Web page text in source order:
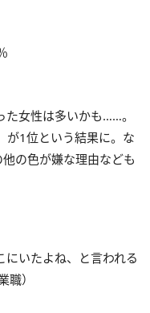
た女性は多いかも……。
が1位という結果に。な
の色が嫌な理由なども
にいたよね、と言われる
）